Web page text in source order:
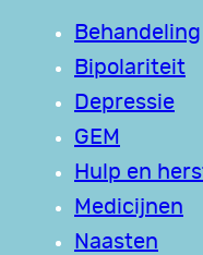
Behandeling
Bipolariteit
Depressie
GEM
Hulp en
Medicijnen
Naasten